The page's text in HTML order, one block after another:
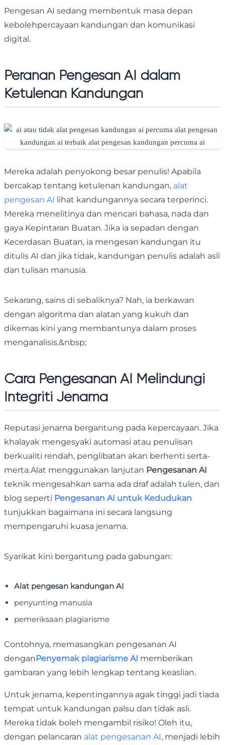
Pengesan AI sedang membentuk masa depan
kebolehpercayaan kandungan dan komunikasi
digital.
Peranan Pengesan AI dalam
Ketulenan Kandungan
Mereka adalah penyokong besar penulis! Apabila
bercakap tentang ketulenan kandungan, alat
pengesan AI lihat kandungannya secara terperinci.
Mereka menelitinya dan mencari bahasa, nada dan
gaya Kepintaran Buatan. Jika ia sepadan dengan
Kecerdasan Buatan, ia mengesan kandungan itu
ditulis AI dan jika tidak, kandungan penulis adalah asli
dan tulisan manusia.
Sekarang, sains di sebaliknya? Nah, ia berkawan
dengan algoritma dan alatan yang kukuh dan
dikemas kini yang membantunya dalam proses
menganalisis.&nbsp;
Cara Pengesanan AI Melindungi
Integriti Jenama
Reputasi jenama bergantung pada kepercayaan. Jika
khalayak mengesyaki automasi atau penulisan
berkualiti rendah, penglibatan akan berhenti serta-
merta.Alat menggunakan lanjutan Pengesanan AI
teknik mengesahkan sama ada draf adalah tulen, dan
blog seperti Pengesanan AI untuk Kedudukan
tunjukkan bagaimana ini secara langsung
mempengaruhi kuasa jenama.
Syarikat kini bergantung pada gabungan:
Alat pengesan kandungan AI
penyunting manusia
pemeriksaan plagiarisme
Contohnya, memasangkan pengesanan AI
denganPenyemak plagiarisme AI memberikan
gambaran yang lebih lengkap tentang keaslian.
Untuk jenama, kepentingannya agak tinggi jadi tiada
tempat untuk kandungan palsu dan tidak asli.
Mereka tidak boleh mengambil risiko! Oleh itu,
dengan pelancaran alat pengesanan AI, menjadi lebih